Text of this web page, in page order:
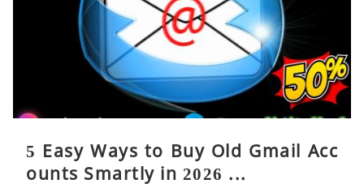
5 Easy Ways to Buy Old Gmail Acc
ounts Smartly in 2026 ...